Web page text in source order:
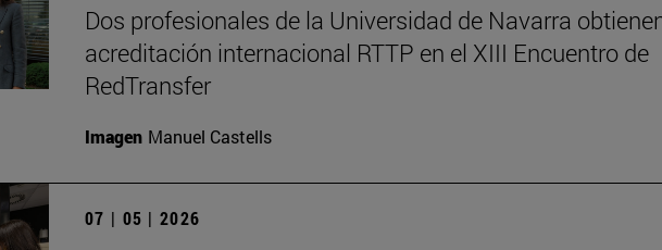
Dos profesionales de la Universidad de Navarra
acreditación internacional RTTP en el XIII Encuentro de
RedTransfer
Imagen Manuel Castells
07 | 05 | 2026